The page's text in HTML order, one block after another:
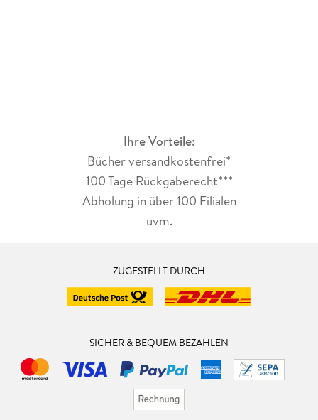
Ihre Vorteile:
Bücher versandkostenfrei*
100 Tage Rückgaberecht***
Abholung in über 100 Filialen
uvm.
ZUGESTELLT DURCH
SICHER & BEQUEM BEZAHLEN